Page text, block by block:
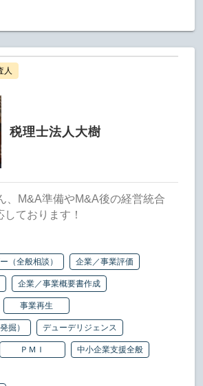
人
税理士法人大樹
、M&A準備やM&A後の経営統合
ております！
（全般相談）
企業／事業評価
企業／事業概要書作成
事業再生
掘） デューデリジェンス
ＰＭＩ 中小企業支援全般